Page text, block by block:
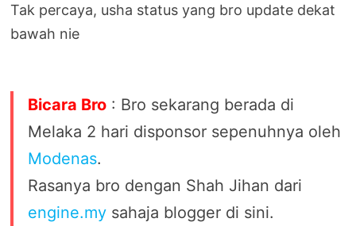
Tak percaya, usha status yang bro update dekat
bawah nie
Bicara Bro : Bro sekarang berada di
Melaka 2 hari disponsor sepenuhnya oleh
Modenas.
Rasanya bro dengan Shah Jihan dari
engine.my sahaja blogger di sini.